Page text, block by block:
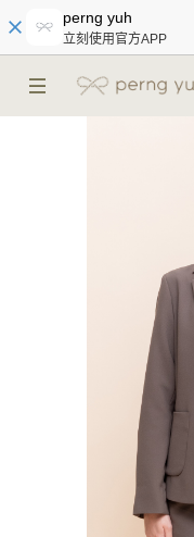
perng yuh
立刻使用官方APP